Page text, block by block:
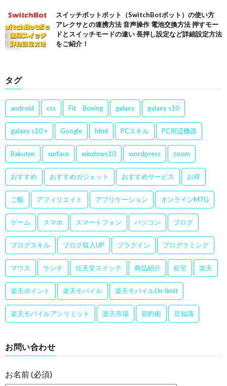
スイッチボットボット（SwitchBotボット）の使い方
アレクサとの連携方法 音声操作 電池交換方法 押すモー
ドとスイッチモードの違い 長押し設定など詳細設定方法
をご紹介！
タグ
android css Fit Boxing galaxy galaxy s10
galaxy s10 + Google html PCスキル PC周辺機器
Rakuten surface windows10 wordpress zoom
おすすめ おすすめガジェット おすすめサービス お得
ご飯 アフィリエイト アプリケーション オンラインMTG
ゲーム スマホ スマートフォン パソコン ブログ
ブログスキル ブログ収入UP プラグイン プログラミング
マウス ランチ 任天堂スイッチ 商品紹介 在宅 楽天
楽天ポイント 楽天モバイル 楽天モバイルUn-limit
楽天モバイルアンリミット 楽天市場 節約術 豆知識
お問い合わせ
お名前 (必須)